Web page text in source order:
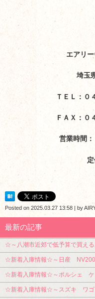
エアリ
埼玉
ＴＥＬ：０
ＦＡＸ：０
営業時間
Posted on 2025.03.27 13:58 | by
最新の記事
☆～八潮市近郊で低予算で買え
☆新着入庫情報☆～日産
☆新着入庫情報☆～ポルシェ ケ
☆新着入庫情報☆～スズキ ワ